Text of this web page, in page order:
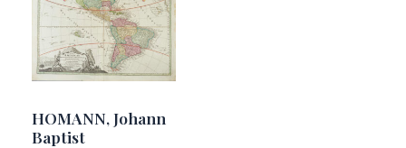
HOMANN, Johann
Baptist